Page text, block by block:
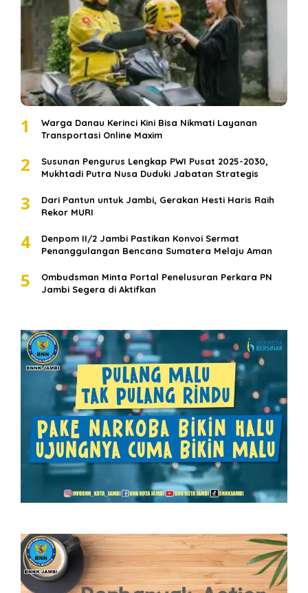
1
Warga Danau Kerinci Kini Bisa Nikmati Layanan
Transportasi Online Maxim
2
Susunan Pengurus Lengkap PWI Pusat 2025-2030,
Mukhtadi Putra Nusa Duduki Jabatan Strategis
3
Dari Pantun untuk Jambi, Gerakan Hesti Haris Raih
Rekor MURI
4
Denpom II/2 Jambi Pastikan Konvoi Sermat
Penanggulangan Bencana Sumatera Melaju Aman
5
Ombudsman Minta Portal Penelusuran Perkara PN
Jambi Segera di Aktifkan